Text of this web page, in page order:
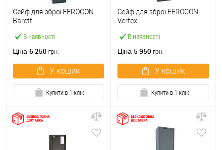
В наявності
Сейф для зброї FEROCON
Barett
Ціна 6 250 грн.
У кошик
Купити в 1 клік
В наявності
Сейф для зброї FEROCON
Vertex
Ціна 5 950 грн.
У кошик
Купити в 1 клік